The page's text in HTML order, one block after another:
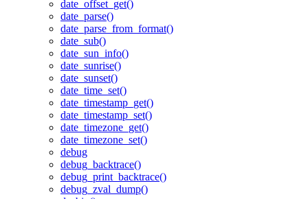
date_offset_get()
date_parse()
date_parse_from_format()
date_sub()
date_sun_info()
date_sunrise()
date_sunset()
date_time_set()
date_timestamp_get()
date_timestamp_set()
date_timezone_get()
date_timezone_set()
debug
debug_backtrace()
debug_print_backtrace()
debug_zval_dump()